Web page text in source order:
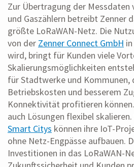
Zur Übertragung der Messdaten
und Gaszählern betreibt Zenner
größte LoRaWAN-Netz. Die
von der Zenner Connect GmbH
wird, bringt für Kunden viele
Skalierungsmöglichkeiten
für Stadtwerke und Kommunen,
Betriebskosten und besserem
Konnektivität profitieren
auch Lösungen flexibel
Smart Citys können ihre IoT-
ohne Netz-Engpässe aufbauen.
Investitionen in das LoRaWAN-